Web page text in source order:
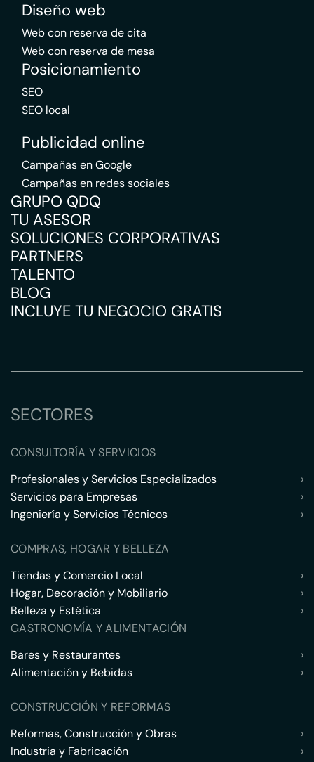
Diseño web
Web con reserva de cita
Web con reserva de mesa
Posicionamiento
SEO
SEO local
Publicidad online
Campañas en Google
Campañas en redes sociales
GRUPO QDQ
TU ASESOR
SOLUCIONES CORPORATIVAS
PARTNERS
TALENTO
BLOG
INCLUYE TU NEGOCIO GRATIS
SECTORES
CONSULTORÍA Y SERVICIOS
Profesionales y Servicios Especializados
›
Servicios para Empresas
›
Ingeniería y Servicios Técnicos
›
COMPRAS, HOGAR Y BELLEZA
Tiendas y Comercio Local
›
Hogar, Decoración y Mobiliario
›
Belleza y Estética
›
GASTRONOMÍA Y ALIMENTACIÓN
Bares y Restaurantes
›
Alimentación y Bebidas
›
CONSTRUCCIÓN Y REFORMAS
Reformas, Construcción y Obras
›
Industria y Fabricación
›